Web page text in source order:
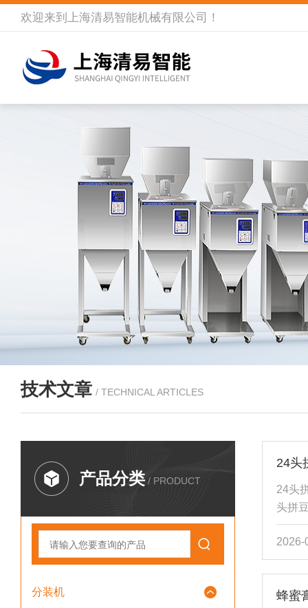
欢迎来到 上海清易智能机械有限公司 ！
技术文章 / TECHNICAL ARTICLES
产品分类 / PRODUCT
分装机
24头
24头
头拼
DIY
进的
颗粒
自动
2026-
蜂蜜